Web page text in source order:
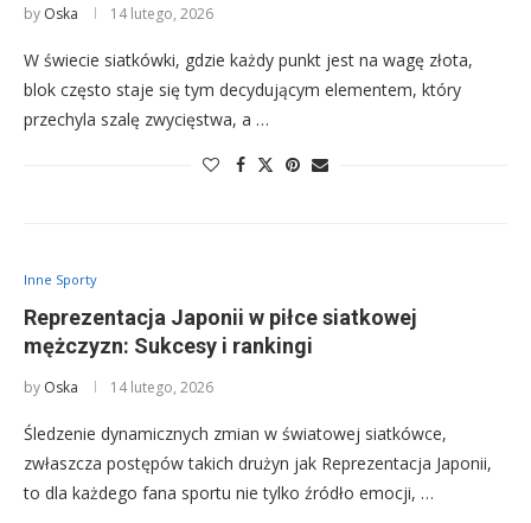
by Oska 14 lutego, 2026
W świecie siatkówki, gdzie każdy punkt jest na wagę złota,
blok często staje się tym decydującym elementem, który
przechyla szalę zwycięstwa, a …
Inne Sporty
Reprezentacja Japonii w piłce siatkowej
mężczyzn: Sukcesy i rankingi
by Oska 14 lutego, 2026
Śledzenie dynamicznych zmian w światowej siatkówce,
zwłaszcza postępów takich drużyn jak Reprezentacja Japonii,
to dla każdego fana sportu nie tylko źródło emocji, …